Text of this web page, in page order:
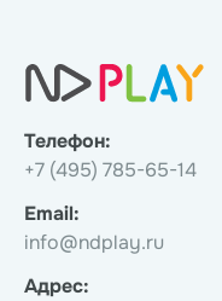
Телефон:
+7 (495) 785-65-14
Email:
info@ndplay.ru
Адрес: